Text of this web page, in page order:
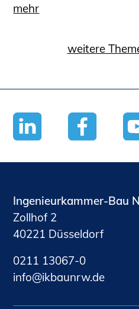
mehr
weitere
Ingenieurkammer-Bau
Zollhof 2
40221 Düsseldorf
0211 13067-0
nf
kb nrwd